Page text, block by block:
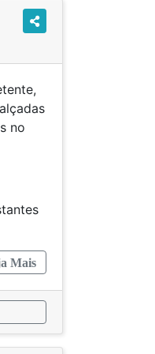
no
Mais